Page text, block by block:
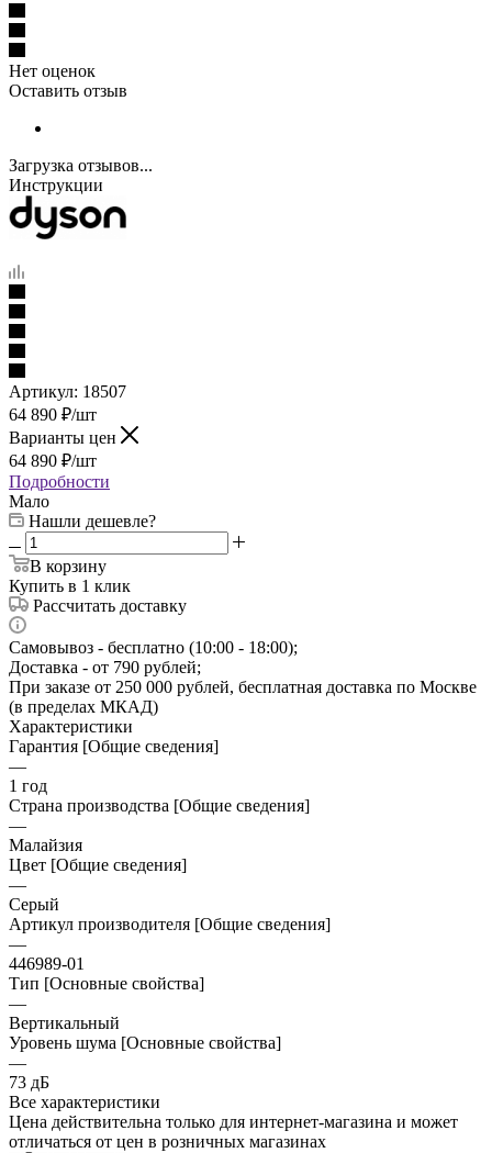
Нет оценок
Оставить отзыв
Загрузка отзывов...
Инструкции
Артикул: 18507
64 890 ₽/шт
Варианты цен
64 890 ₽/шт
Подробности
Мало
Нашли дешевле?
В корзину
Купить в 1 клик
Рассчитать доставку
Самовывоз - бесплатно (10:00 - 18:00);
Доставка - от 790 рублей;
При заказе от 250 000 рублей, бесплатная доставка по Москве
(в пределах МКАД)
Характеристики
Гарантия [Общие сведения]
—
1 год
Страна производства [Общие сведения]
—
Малайзия
Цвет [Общие сведения]
—
Серый
Артикул производителя [Общие сведения]
—
446989-01
Тип [Основные свойства]
—
Вертикальный
Уровень шума [Основные свойства]
—
73 дБ
Все характеристики
Цена действительна только для интернет-магазина и может
отличаться от цен в розничных магазинах